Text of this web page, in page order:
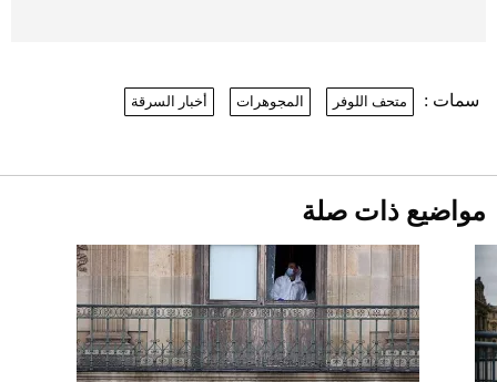
قبل ليلة النزال.. اكتمال وزن أبطال "The
Comeback" في جدة (فيديو)
2026-07-25
"بوجاتي ميسترال" الاستثنائية للبيع في
سمات : متحف اللوفر المجوهرات أخبار السرقة
مواضيع ذات صلة